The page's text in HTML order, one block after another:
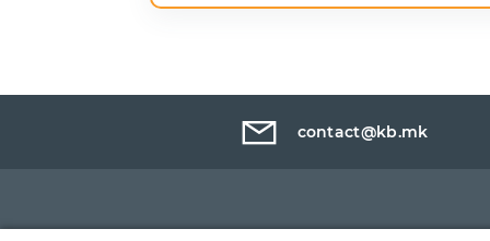
contact@kb.mk